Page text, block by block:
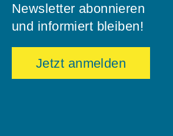
Newsletter abonnieren
und informiert bleiben!
Jetzt anmelden